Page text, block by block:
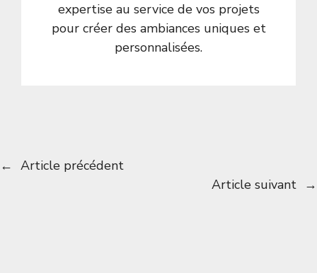
expertise au service de vos projets
pour créer des ambiances uniques et
personnalisées.
← Article précédent
Article suivant →